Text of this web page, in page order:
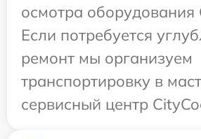
осмотра оборудования
Если потребуется
ремонт мы организуем
транспортировку в
сервисный центр